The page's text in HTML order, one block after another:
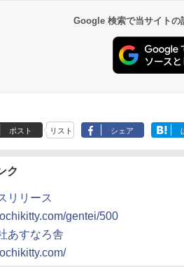
10,450円～
19,541円～
7,950円～
5,758円～
Google 検索で当サイトの
ポスト リスト シェア
ク
リリース
gentei/500
あすなろ舎